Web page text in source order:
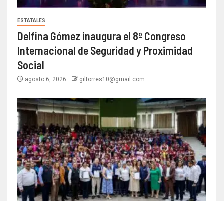
ESTATALES
Delfina Gómez inaugura el 8º Congreso
Internacional de Seguridad y Proximidad
Social
agosto 6, 2026 giltorres10@gmail.com